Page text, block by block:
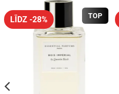
TOP
LĪDZ -28%